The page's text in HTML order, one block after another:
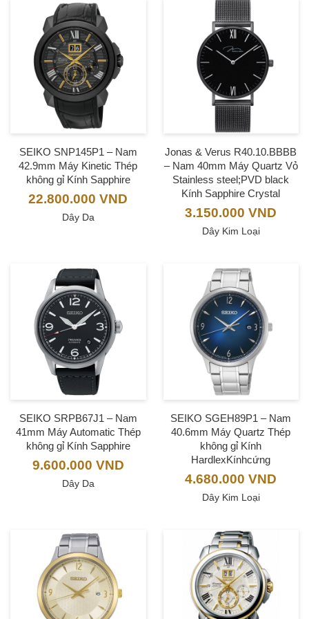
SEIKO SNP145P1 – Nam
42.9mm Máy Kinetic Thép
không gỉ Kính Sapphire
22.800.000VND
Dây Da
Jonas & Verus R40.10.BBBB
– Nam 40mm Máy Quartz Vỏ
Stainless steel;PVD black
Kính Sapphire Crystal
3.150.000VND
Dây Kim Loại
SEIKO SRPB67J1 – Nam
41mm Máy Automatic Thép
không gỉ Kính Sapphire
9.600.000 VND
Dây Da
SEIKO SGEH89P1 – Nam
40.6mm Máy Quartz Thép
không gỉ Kính
HardlexKínhcứng
4.680.000VND
Dây Kim Loại